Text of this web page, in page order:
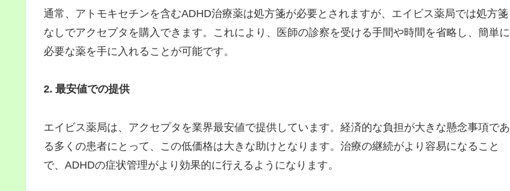
通常、アトモキセチンを含むADHD治療薬は処方箋が必要とされますが、エイビス薬局では処方箋
なしでアクセプタを購入できます。これにより、医師の診察を受ける手間や時間を省略し、簡単に
必要な薬を手に入れることが可能です。
2. 最安値での提供
エイビス薬局は、アクセプタを業界最安値で提供しています。経済的な負担が大きな懸念事項であ
る多くの患者にとって、この低価格は大きな助けとなります。治療の継続がより容易になること
で、ADHDの症状管理がより効果的に行えるようになります。